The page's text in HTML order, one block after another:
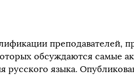
преподавателей,
обсуждаются самые
языка.